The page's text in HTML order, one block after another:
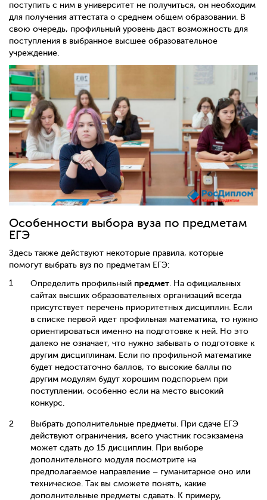
поступить с ним в университет не получиться, он необходим
для получения аттестата о среднем общем образовании. В
свою очередь, профильный уровень даст возможность для
поступления в выбранное высшее образовательное
учреждение.
Особенности выбора вуза по предметам
ЕГЭ
Здесь также действуют некоторые правила, которые
помогут выбрать вуз по предметам ЕГЭ:
Определить профильный предмет . На официальных
сайтах высших образовательных организаций всегда
присутствует перечень приоритетных дисциплин. Если
в списке первой идет профильная математика, то нужно
ориентироваться именно на подготовке к ней. Но это
далеко не означает, что нужно забывать о подготовке к
другим дисциплинам. Если по профильной математике
будет недостаточно баллов, то высокие баллы по
другим модулям будут хорошим подспорьем при
поступлении, особенно если на место высокий
конкурс.
Выбрать дополнительные предметы. При сдаче ЕГЭ
действуют ограничения, всего участник госэкзамена
может сдать до 15 дисциплин. При выборе
дополнительного модуля посмотрите на
предполагаемое направление – гуманитарное оно или
техническое. Так вы сможете понять, какие
дополнительные предметы сдавать. К примеру,